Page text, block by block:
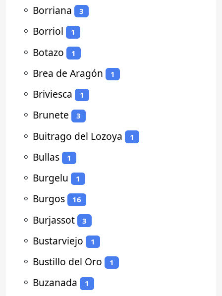
⚬ Borriana 3
⚬ Borriol 1
⚬ Botazo 1
⚬ Brea de Aragón 1
⚬ Briviesca 1
⚬ Brunete 3
⚬ Buitrago del Lozoya 1
⚬ Bullas 1
⚬ Burgelu 1
⚬ Burgos 16
⚬ Burjassot 3
⚬ Bustarviejo 1
⚬ Bustillo del Oro 1
⚬ Buzanada 1